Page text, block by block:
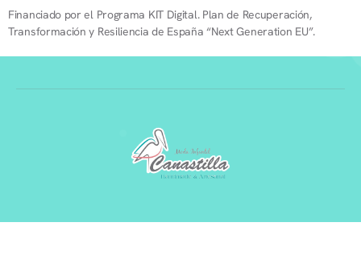
Financiado por el Programa KIT Digital. Plan de Recuperación,
Transformación y Resiliencia de España “Next Generation EU”.